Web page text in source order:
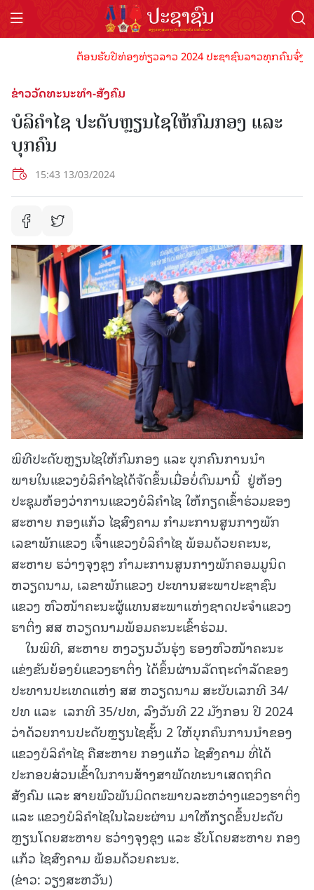
ຕ້ອນຮັບປີທ່ອງທ່ຽວລາວ 2024 ປະຊາຊົນລາວທຸກຄົນຈົ່ງພ້
ຂ່າວວັດທະນະທຳ-ສັງຄົມ
ບໍລິຄຳໄຊ ປະດັບຫຼຽນໄຊໃຫ້ກົມກອງ ແລະ
ບຸກຄົນ
15:43 13/03/2024
ພິທີປະດັບຫຼຽນໄຊໃຫ້ກົມກອງ ແລະ ບຸກຄົນການນຳ
ພາຍໃນແຂວງບໍລິຄຳໄຊໄດ້ຈັດຂຶ້ນເມື່ອບໍ່ດົນມານີ້ ຢູ່ຫ້ອງ
ປະຊຸມຫ້ອງວ່າການແຂວງບໍລິຄຳໄຊ ໃຫ້ກຽດເຂົ້າຮ່ວມຂອງ
ສະຫາຍ ກອງແກ້ວ ໄຊສົງຄາມ ກຳມະການສູນກາງພັກ
ເລຂາພັກແຂວງ ເຈົ້າແຂວງບໍລິຄຳໄຊ ພ້ອມດ້ວຍຄະນະ,
ສະຫາຍ ຮວ່າງຈຸງຊຸງ ກຳມະການສູນກາງພັກຄອມມູນິດ
ຫວຽດນາມ, ເລຂາພັກແຂວງ ປະທານສະພາປະຊາຊົນ
ແຂວງ ຫົວໜ້າຄະນະຜູ້ແທນສະພາແຫ່ງຊາດປະຈຳແຂວງ
ຮາຕິ່ງ ສສ ຫວຽດນາມພ້ອມຄະນະເຂົ້າຮ່ວມ.
ໃນພິທີ, ສະຫາຍ ຫງວຽນວັນຮຸ່ງ ຮອງຫົວໜ້າຄະນະ
ແຂ່ງຂັນຍ້ອງຍໍແຂວງຮາຕິ່ງ ໄດ້ຂຶ້ນຜ່ານລັດຖະດຳລັດຂອງ
ປະທານປະເທດແຫ່ງ ສສ ຫວຽດນາມ ສະບັບເລກທີ 34/
ປທ ແລະ ເລກທີ 35/ປທ, ລົງວັນທີ 22 ມັງກອນ ປີ 2024
ວ່າດ້ວຍການປະດັບຫຼຽນໄຊຊັ້ນ 2 ໃຫ້ບຸກຄົນການນຳຂອງ
ແຂວງບໍລິຄຳໄຊ ຄືສະຫາຍ ກອງແກ້ວ ໄຊສົງຄາມ ທີ່ໄດ້
ປະກອບສ່ວນເຂົ້າໃນການສ້າງສາພັດທະນາເສດຖກິດ
ສັງຄົມ ແລະ ສາຍພົວພັນມິດຕະພາບລະຫວ່າງແຂວງຮາຕິ່ງ
ແລະ ແຂວງບໍລິຄຳໄຊໃນໄລຍະຜ່ານ ມາໃຫ້ກຽດຂຶ້ນປະດັບ
ຫຼຽນໂດຍສະຫາຍ ຮວ່າງຈຸງຊຸງ ແລະ ຮັບໂດຍສະຫາຍ ກອງ
ແກ້ວ ໄຊສົງຄາມ ພ້ອມດ້ວຍຄະນະ.
(ຂ່າວ: ວຽງສະຫວັນ)